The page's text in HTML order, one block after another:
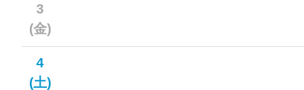
3
(金)
4
(土)